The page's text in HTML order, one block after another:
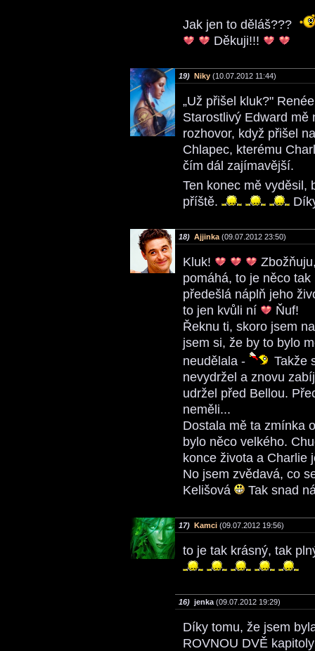
Jak jen to děláš???
Děkuji!!!
19) Niky (10.07.2012 11:44)
„Už přišel kluk?"
Starostlivý Edward
rozhovor, když přišel
Chlapec, kterému
čím dál zajímavější.
Ten konec mě vyděsil,
příště.
18) Ajjinka (09.07.2012 23:50)
Kluk!
pomáhá, to je něco
předešlá náplň jeho
to jen kvůli ní
Ňuf!
Řeknu ti, skoro jsem
jsem si, že by to bylo
neudělala -
Takže
nevydržel a znovu
udržel před Bellou.
neměli...
Dostala mě ta zmínka
bylo něco velkého.
konce života a Charlie
No jsem zvědavá, co
Kelišová
Tak snad
17) Kamci (09.07.2012 19:56)
to je tak krásný, tak
16) jenka (09.07.2012 19:29)
Díky tomu, že jsem
ROVNOU DVĚ